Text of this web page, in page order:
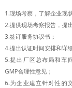
1.现场考察，了解企业现
2.提供现场考察报告，提
3.签订服务协议书；
4.提出认证时间安排和详
5.提出厂区总布局和车
GMP合理性意见；
6.为企业建立针对性的